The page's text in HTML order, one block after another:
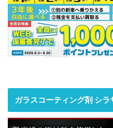
ガラスコーティング剤 シラ